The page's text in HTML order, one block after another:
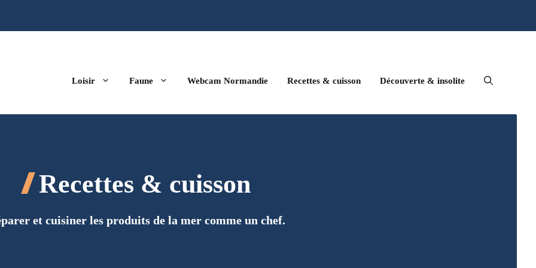
Loisir Faune Webcam Normandie Recettes & cuisson Découverte & insolite
Recettes & cuisson
et cuisiner les produits de la mer comme un chef.